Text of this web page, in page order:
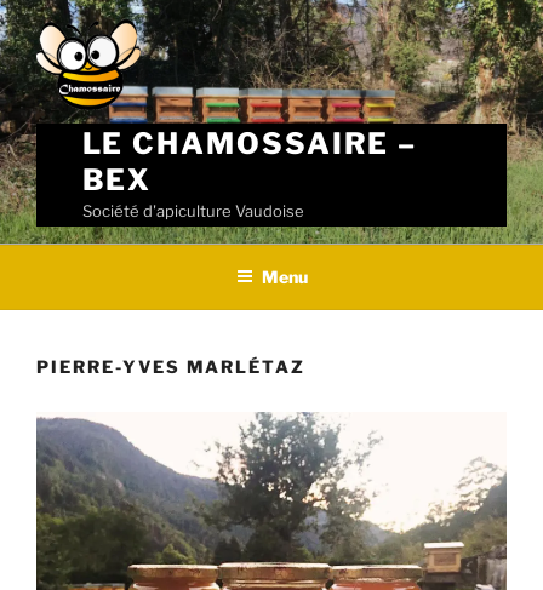
Skip
to
content
LE CHAMOSSAIRE –
BEX
Société d'apiculture Vaudoise
Menu
PIERRE-YVES MARLÉTAZ